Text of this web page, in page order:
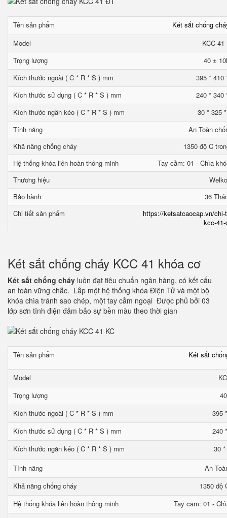
Tên sản phẩm
Két sắt chống
Model
KCC
Trọng lượng
40 ±
Kích thước ngoài ( C * R * S ) mm
395 * 410
Kích thước sử dụng ( C * R * S ) mm
240 * 340
Kích thước ngăn kéo ( C * R * S ) mm
30 * 325
Tính năng
An Toàn
Khả năng chống cháy
1350 độ C
Hệ thống khóa liên hoàn thông minh
Tay cầm: 01 - Chìa
Thương hiệu
Welko
Bảo hành
36
Chi tiết sản phẩm
https://ketsatcaocap.vn/
kcc-
Két sắt chống cháy KCC 41 khóa cơ
Két sắt chống cháy luôn đạt tiêu chuẩn ngân hàng, có kết cấu
an toàn vững chắc. Lắp một hệ thống khóa Điện Tử và một bộ
khóa chìa tránh sao chép, một tay cầm ngoại Được phủ bởi 03
lớp sơn tĩnh điện đảm bảo sự bền màu theo thời gian
Tên sản phẩm Két sắt
Model
Trọng lượng
Kích thước ngoài ( C * R * S ) mm
395
Kích thước sử dụng ( C * R * S ) mm
240
Kích thước ngăn kéo ( C * R * S ) mm
30
Tính năng
An
Khả năng chống cháy
1350 độ
Hệ thống khóa liên hoàn thông minh
Tay cầm: 01 -